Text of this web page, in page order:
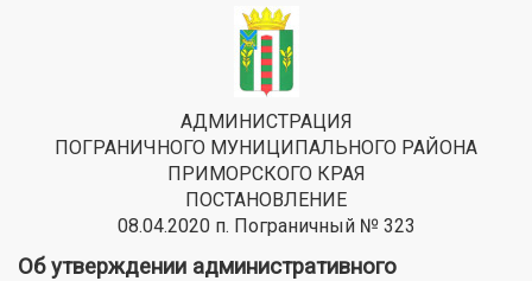
АДМИНИСТРАЦИЯ
ПОГРАНИЧНОГО МУНИЦИПАЛЬНОГО РАЙОНА
ПРИМОРСКОГО КРАЯ
ПОСТАНОВЛЕНИЕ
08.04.2020 п. Пограничный № 323
Об утверждении административного